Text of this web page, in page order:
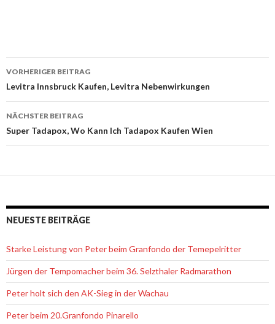
Beitrags-
Navigation
VORHERIGER BEITRAG
Levitra Innsbruck Kaufen, Levitra Nebenwirkungen
NÄCHSTER BEITRAG
Super Tadapox, Wo Kann Ich Tadapox Kaufen Wien
NEUESTE BEITRÄGE
Starke Leistung von Peter beim Granfondo der Temepelritter
Jürgen der Tempomacher beim 36. Selzthaler Radmarathon
Peter holt sich den AK-Sieg in der Wachau
Peter beim 20.Granfondo Pinarello